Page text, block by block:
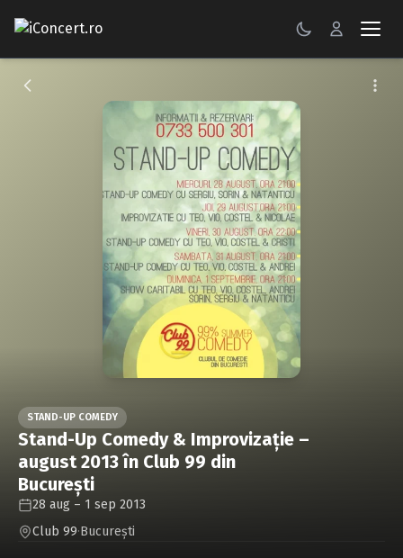
CONCERTE
Caută în site...
STAND-UP COMEDY
Stand-Up Comedy & Improvizaţie –
august 2013 în Club 99 din
Bucureşti
28 aug – 1 sep 2013
Club 99·Bucureşti